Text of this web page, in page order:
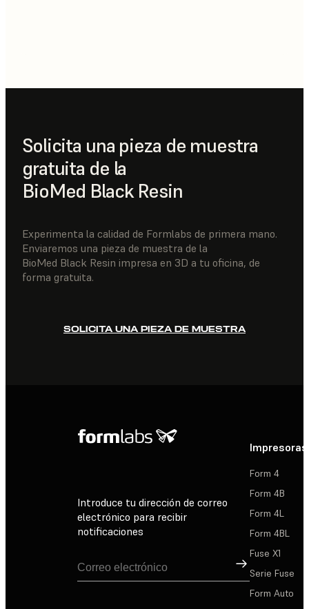
Solicita una pieza de muestra
gratuita de la
BioMed Black Resin
Experimenta la calidad de Formlabs de primera mano.
Enviaremos una pieza de muestra de la
BioMed Black Resin impresa en 3D a tu oficina, de
forma gratuita.
SOLICITA UNA PIEZA DE MUESTRA
Introduce tu dirección de correo
electrónico para recibir
notificaciones
Suscribirse
Impresoras
Form 4
Form 4B
Form 4L
Form 4BL
Fuse X1
Serie Fuse
Form Auto